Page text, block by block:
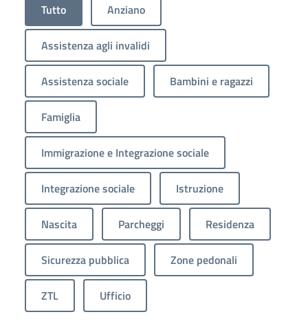
Tutto Anziano
Assistenza agli invalidi
Assistenza sociale Bambini e ragazzi
Famiglia
Immigrazione e Integrazione sociale
Integrazione sociale Istruzione
Nascita Parcheggi Residenza
Sicurezza pubblica Zone pedonali
ZTL Ufficio